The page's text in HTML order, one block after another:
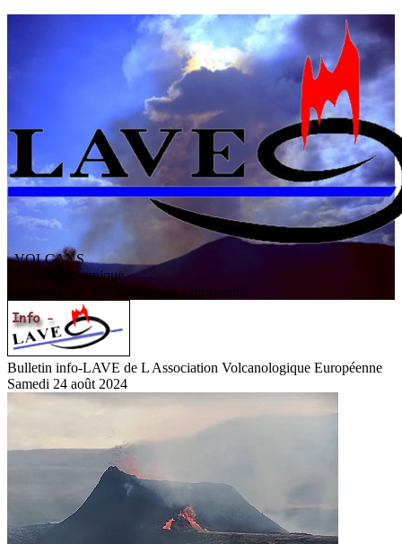
VOLCANS
/ Activité volcanique
ssociation V olcanologiqueEuropéenne
Bulletin info-LAVE de L Association Volcanologique Européenne
Samedi 24 août 2024